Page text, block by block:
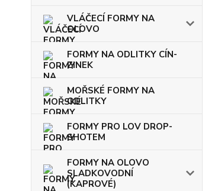
VLÁČECÍ FORMY NA
OLOVO
FORMY NA ODLITKY CÍN-
ZINEK
MOŘSKÉ FORMY NA
ODLITKY
FORMY PRO LOV DROP-
SHOTEM
FORMY NA OLOVO
SLADKOVODNÍ
(KAPROVÉ)